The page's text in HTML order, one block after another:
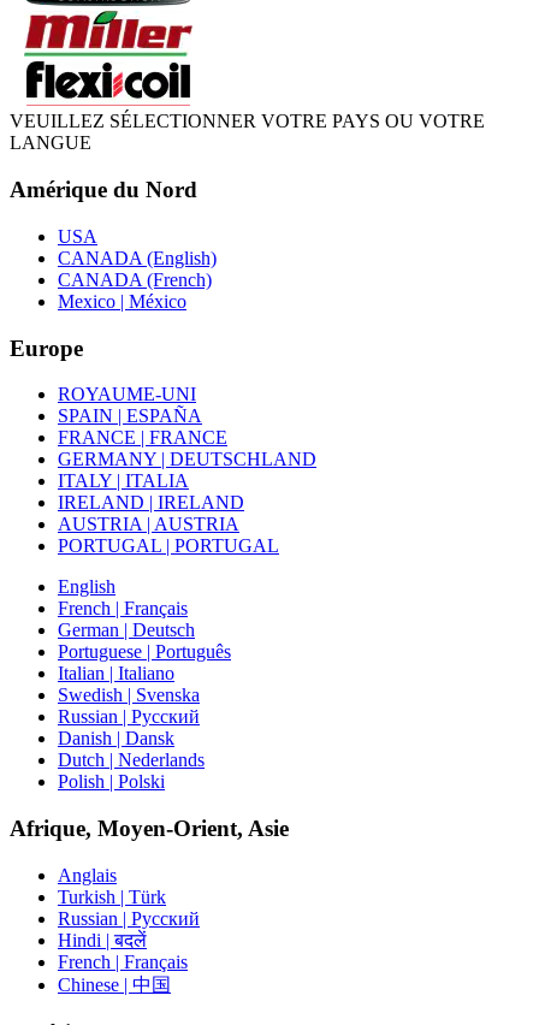
VEUILLEZ SÉLECTIONNER VOTRE PAYS OU VOTRE
LANGUE
Amérique du Nord
USA
CANADA (English)
CANADA (French)
Mexico | México
Europe
ROYAUME-UNI
SPAIN | ESPAÑA
FRANCE | FRANCE
GERMANY | DEUTSCHLAND
ITALY | ITALIA
IRELAND | IRELAND
AUSTRIA | AUSTRIA
PORTUGAL | PORTUGAL
English
French | Français
German | Deutsch
Portuguese | Português
Italian | Italiano
Swedish | Svenska
Russian | Русский
Danish | Dansk
Dutch | Nederlands
Polish | Polski
Afrique, Moyen-Orient, Asie
Anglais
Turkish | Türk
Russian | Русский
Hindi | बदलें
French | Français
Chinese | 中国